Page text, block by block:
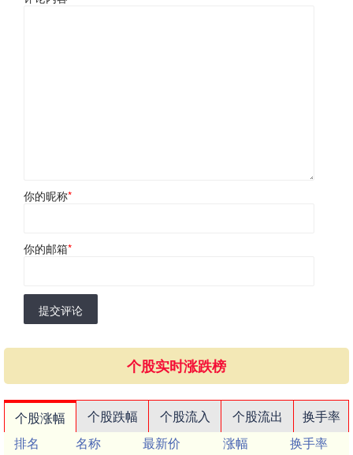
你的昵称*
你的邮箱*
提交评论
个股实时涨跌榜
个股涨幅 个股跌幅 个股流入 个股流出
换手率
排名
名称 最新价 涨幅
换手率